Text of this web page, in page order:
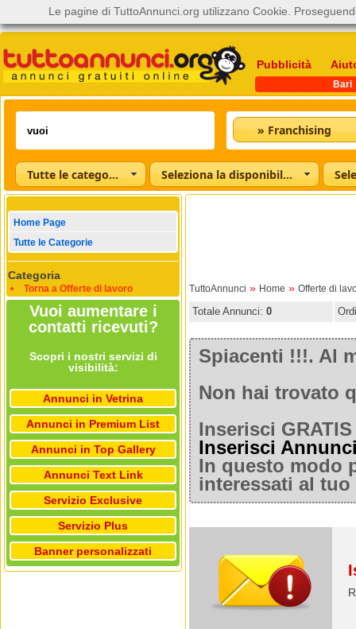
Pubblicità
Bari
» Franchising
Tutte le categorie Seleziona la disponibilità
Home Page
Tutte le Categorie
Categoria
Torna a Offerte di lavoro
Vuoi aumentare i
contatti ricevuti?
Scopri i nostri servizi di
visibilità:
Annunci in Vetrina
Annunci in Premium List
Annunci in Top Gallery
Annunci Text Link
Servizio Exclusive
Servizio Plus
Banner personalizzati
TuttoAnnunci » Home » Offerte di
Totale Annunci: 0
Spiacenti !!!. Al
Non hai trovato
Inserisci
Inserisci
In questo modo
interessati al
Le pagine di TuttoAnnunci.org utilizzano Cookie.